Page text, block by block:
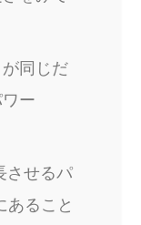
同じだ
ー
させるパ
あること